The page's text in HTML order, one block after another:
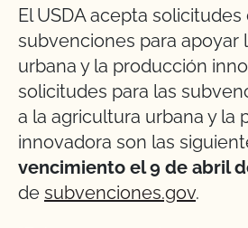
El USDA acepta solicitudes
subvenciones para apoyar
urbana y la producción
solicitudes para las
a la agricultura urbana y la
innovadora son las
vencimiento el 9 de abril
de subvenciones.gov.